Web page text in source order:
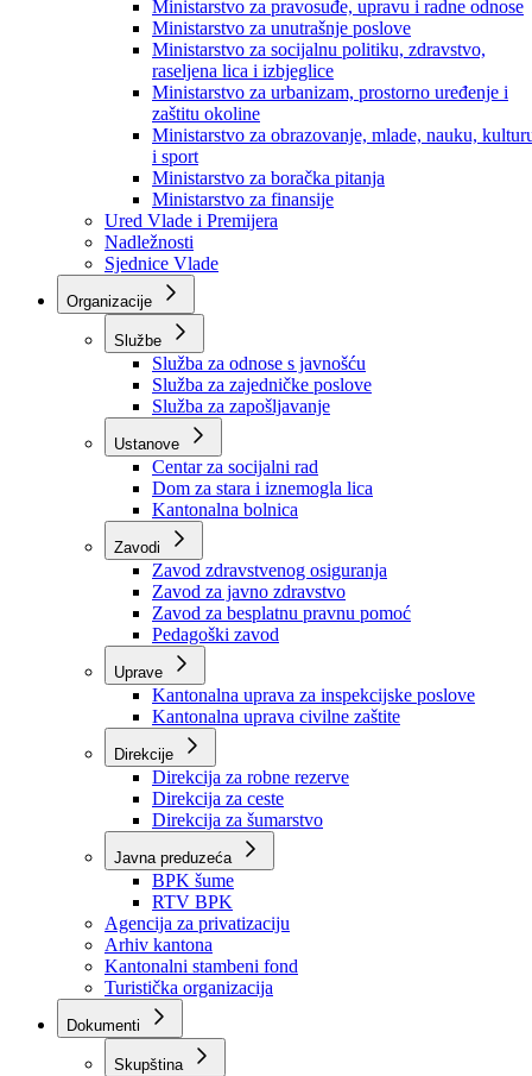
Ministarstva
Ministarstvo za privredu
Ministarstvo za pravosuđe, upravu i radne odnose
Ministarstvo za unutrašnje poslove
Ministarstvo za socijalnu politiku, zdravstvo,
raseljena lica i izbjeglice
Ministarstvo za urbanizam, prostorno uređenje i
zaštitu okoline
Ministarstvo za obrazovanje, mlade, nauku,
i sport
Ministarstvo za boračka pitanja
Ministarstvo za finansije
Ured Vlade i Premijera
Nadležnosti
Sjednice Vlade
Organizacije
Službe
Služba za odnose s javnošću
Služba za zajedničke poslove
Služba za zapošljavanje
Ustanove
Centar za socijalni rad
Dom za stara i iznemogla lica
Kantonalna bolnica
Zavodi
Zavod zdravstvenog osiguranja
Zavod za javno zdravstvo
Zavod za besplatnu pravnu pomoć
Pedagoški zavod
Kantonalna uprava za inspekcijske poslove
Kantonalna uprava civilne zaštite
Direkcije
Direkcija za robne rezerve
Direkcija za ceste
Direkcija za šumarstvo
Javna preduzeća
BPK šume
RTV BPK
Agencija za privatizaciju
Arhiv kantona
Kantonalni stambeni fond
Turistička organizacija